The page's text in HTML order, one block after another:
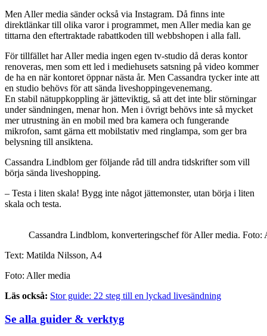
Men Aller media sänder också via Instagram. Då finns inte
direktlänkar till olika varor i programmet, men Aller media kan ge
tittarna den eftertraktade rabattkoden till webbshopen i alla fall.
För tillfället har Aller media ingen egen tv-studio då deras kontor
renoveras, men som ett led i mediehusets satsning på video kommer
de ha en när kontoret öppnar nästa år. Men Cassandra tycker inte att
en studio behövs för att sända liveshoppingevenemang.
En stabil nätuppkoppling är jätteviktig, så att det inte blir störningar
under sändningen, menar hon. Men i övrigt behövs inte så mycket
mer utrustning än en mobil med bra kamera och fungerande
mikrofon, samt gärna ett mobilstativ med ringlampa, som ger bra
belysning till ansiktena.
Cassandra Lindblom ger följande råd till andra tidskrifter som vill
börja sända liveshopping.
– Testa i liten skala! Bygg inte något jättemonster, utan börja i liten
skala och testa.
Cassandra Lindblom, konverteringschef för Aller media. Foto:
Text: Matilda Nilsson, A4
Foto: Aller media
Läs också: Stor guide: 22 steg till en lyckad livesändning
Se alla guider & verktyg